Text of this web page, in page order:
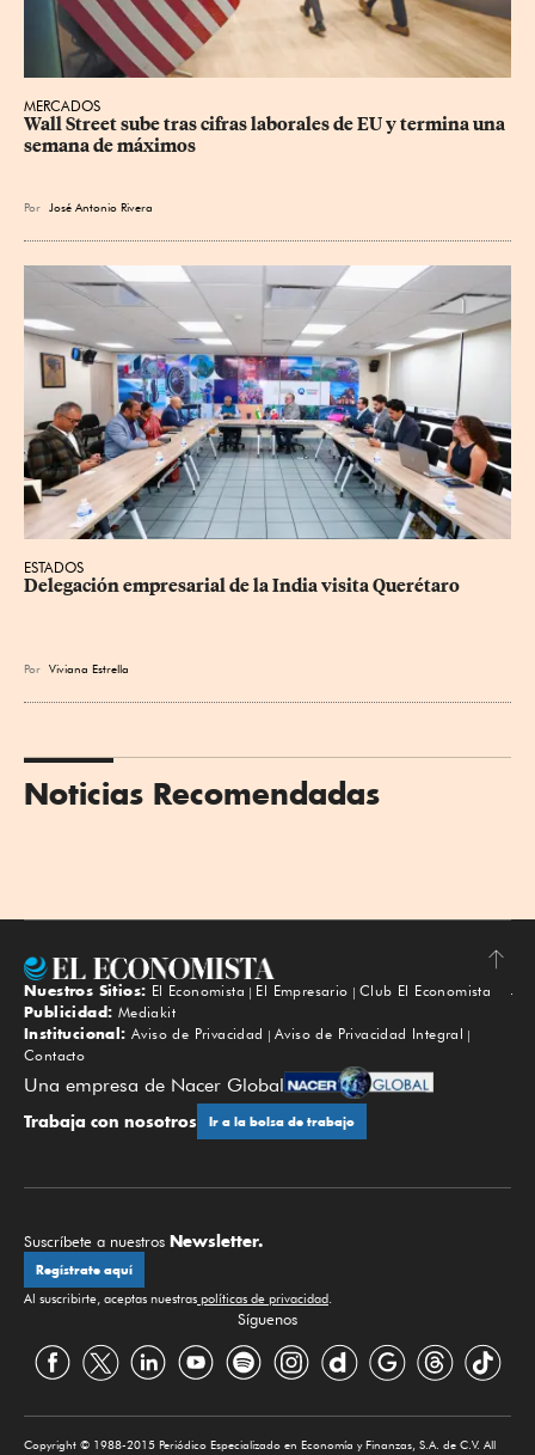
MERCADOS
Wall Street sube tras cifras laborales de EU y termina una
semana de máximos
Por José Antonio Rivera
ESTADOS
Delegación empresarial de la India visita Querétaro
Por Viviana Estrella
Noticias Recomendadas
Subir
Nuestros Sitios: El Economista El Empresario
Club El Economista
Publicidad: Mediakit
Institucional: Aviso de Privacidad
Aviso de Privacidad Integral
Contacto
Una empresa de Nacer Global
Trabaja con nosotros Ir a la bolsa de trabajo
Suscríbete a nuestros Newsletter.
Regístrate aquí
Al suscribirte, aceptas nuestras políticas de privacidad.
Síguenos
Copyright © 1988-2015 Periódico Especializado en Economía y Finanzas, S.A. de C.V. All